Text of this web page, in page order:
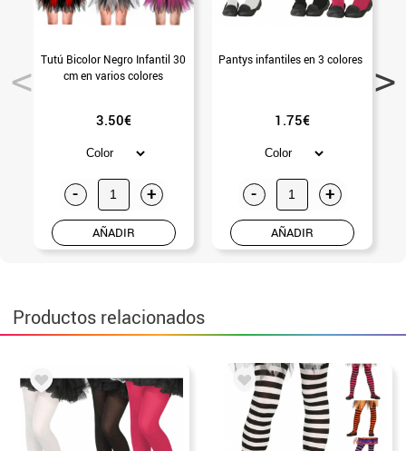
Tutú Bicolor Negro Infantil 30
cm en varios colores
3.50€
- +
AÑADIR
Pantys infantiles en 3 colores
1.75€
- +
AÑADIR
Productos relacionados